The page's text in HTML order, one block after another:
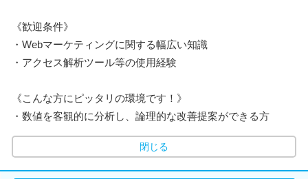
《歓迎条件》
・Webマーケティングに関する幅広い知識
・アクセス解析ツール等の使用経験
《こんな方にピッタリの環境です！》
・数値を客観的に分析し、論理的な改善提案ができる方
閉じる